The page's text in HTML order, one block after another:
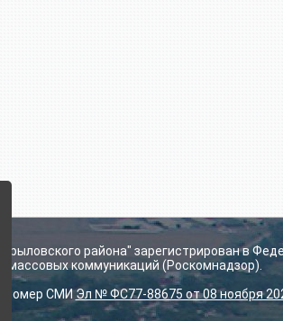
района" зарегистрирован в
и массовых коммуникаций (Роскомнадзор).
номер СМИЭл № ФС77-88675 от 08 ноября